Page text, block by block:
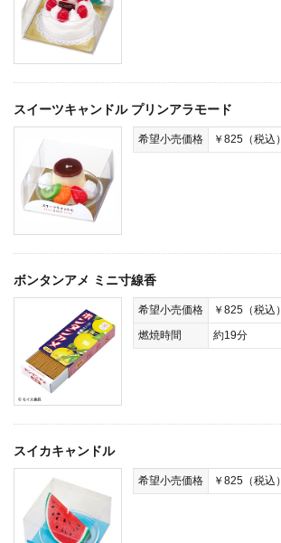
スイーツキャンドル プリンアラモード
希望小売価格 ￥825（税込）
ボンタンアメ ミニ寸線香
希望小売価格
￥825（税込）
燃焼時間
約19分
スイカキャンドル
希望小売価格 ￥825（税込）